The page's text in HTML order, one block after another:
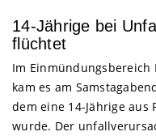
14-Jährige bei
flüchtet
Im
kam es am
dem eine 14-Jährige
wurde. Der